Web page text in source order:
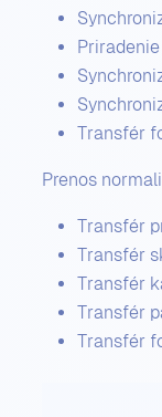
Transfér
Prenos
Transfér
Transfér
Transfér
Transfér
Transfér